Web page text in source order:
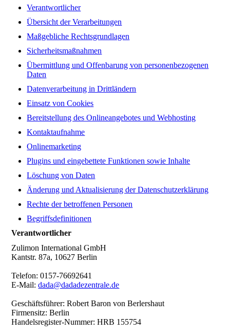
Verantwortlicher
Übersicht der Verarbeitungen
Maßgebliche Rechtsgrundlagen
Sicherheitsmaßnahmen
Übermittlung und Offenbarung von personenbezogenen
Daten
Datenverarbeitung in Drittländern
Einsatz von Cookies
Bereitstellung des Onlineangebotes und Webhosting
Kontaktaufnahme
Onlinemarketing
Plugins und eingebettete Funktionen sowie Inhalte
Löschung von Daten
Änderung und Aktualisierung der Datenschutzerklärung
Rechte der betroffenen Personen
Begriffsdefinitionen
Verantwortlicher
Zulimon International GmbH
Kantstr. 87a, 10627 Berlin
Telefon: 0157-76692641
E-Mail:dada@dadadezentrale.de
Geschäftsführer: Robert Baron von Berlershaut
Firmensitz: Berlin
Handelsregister-Nummer: HRB 155754